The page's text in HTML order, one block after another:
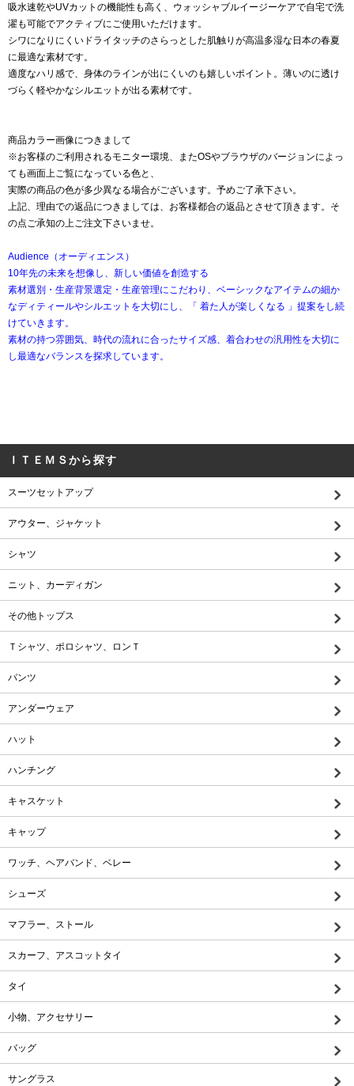
吸水速乾やUVカットの機能性も高く、ウォッシャブルイージーケアで自宅で洗
濯も可能でアクティブにご使用いただけます。
シワになりにくいドライタッチのさらっとした肌触りが高温多湿な日本の春夏
に最適な素材です。
適度なハリ感で、身体のラインが出にくいのも嬉しいポイント。薄いのに透け
づらく軽やかなシルエットが出る素材です。
商品カラー画像につきまして
※お客様のご利用されるモニター環境、またOSやブラウザのバージョンによっ
ても画面上ご覧になっている色と、
実際の商品の色が多少異なる場合がございます。予めご了承下さい。
上記、理由での返品につきましては、お客様都合の返品とさせて頂きます。そ
の点ご承知の上ご注文下さいませ。
Audience（オーディエンス）
10年先の未来を想像し、新しい価値を創造する
素材選別・生産背景選定・生産管理にこだわり、ベーシックなアイテムの細か
なディティールやシルエットを大切にし、「 着た人が楽しくなる 」提案をし続
けていきます。
素材の持つ雰囲気、時代の流れに合ったサイズ感、着合わせの汎用性を大切に
し最適なバランスを探求しています。
ＩＴＥＭＳから探す
スーツセットアップ
アウター、ジャケット
シャツ
ニット、カーディガン
その他トップス
Ｔシャツ、ポロシャツ、ロンＴ
パンツ
アンダーウェア
ハット
ハンチング
キャスケット
キャップ
ワッチ、ヘアバンド、ベレー
シューズ
マフラー、ストール
スカーフ、アスコットタイ
タイ
小物、アクセサリー
バッグ
サングラス